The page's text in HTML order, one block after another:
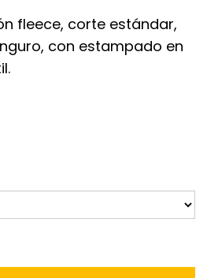
fleece, corte estándar,
con estampado en